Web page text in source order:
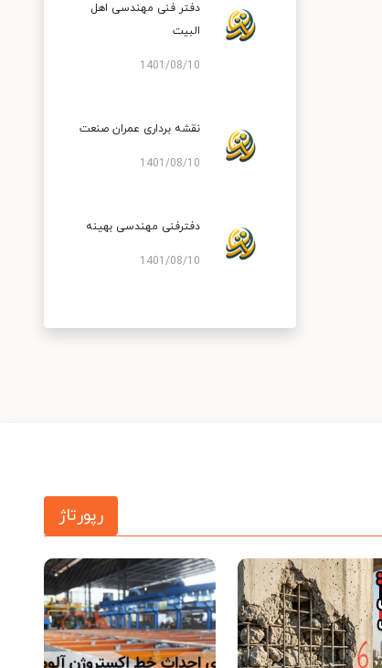
دفتر فنی مهندسی اهل
البیت
1401/08/10
نقشه برداری عمران صنعت
1401/08/10
دفترفنی مهندسی بهینه
1401/08/10
رپورتاژ